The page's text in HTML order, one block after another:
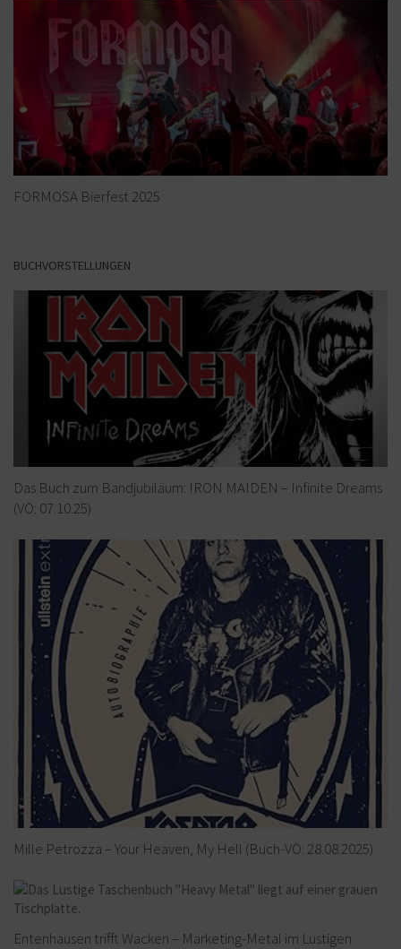
FORMOSA Bierfest 2025
BUCHVORSTELLUNGEN
Das Buch zum Bandjubiläum: IRON MAIDEN – Infinite Dreams
(VÖ: 07.10.25)
Mille Petrozza – Your Heaven, My Hell (Buch-VÖ: 28.08.2025)
Entenhausen trifft Wacken – Marketing-Metal im Lustigen